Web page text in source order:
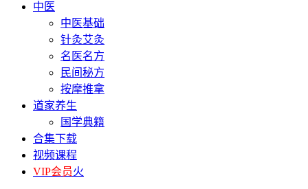
中医
中医基础
针灸艾灸
名医名方
民间秘方
按摩推拿
道家养生
国学典籍
合集下载
视频课程
VIP会员火